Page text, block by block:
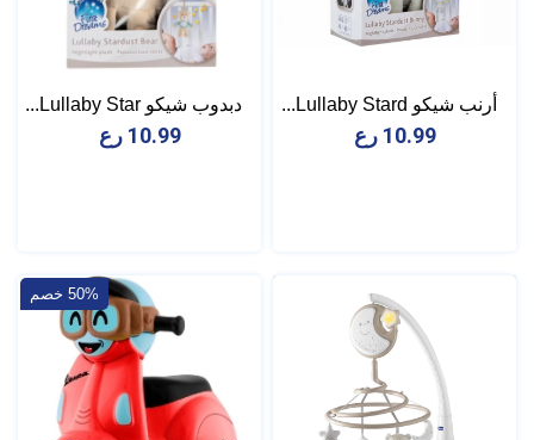
أرنب شيكو Lullaby Stard...
10.99 رع
دبدوب شيكو Lullaby Star...
10.99 رع
50% خصم